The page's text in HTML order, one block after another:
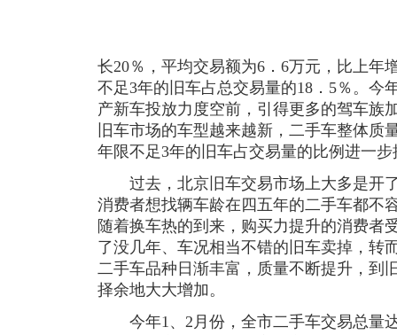
长20％，平均交易额为6．6万元，比上年
不足3年的旧车占总交易量的18．5％。今
产新车投放力度空前，引得更多的驾车族
旧车市场的车型越来越新，二手车整体质
年限不足3年的旧车占交易量的比例进一步
过去，北京旧车交易市场上大多是开
消费者想找辆车龄在四五年的二手车都不
随着换车热的到来，购买力提升的消费者
了没几年、车况相当不错的旧车卖掉，转
二手车品种日渐丰富，质量不断提升，到
择余地大大增加。
今年1、2月份，全市二手车交易总量